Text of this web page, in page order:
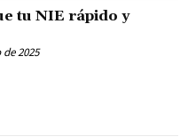
tu NIE rápido y
2025